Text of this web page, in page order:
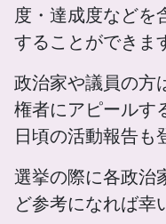
度・達成度などを
することができま
政治家や議員の方
権者にアピールす
日頃の活動報告も
選挙の際に各政治
ど参考になれば幸